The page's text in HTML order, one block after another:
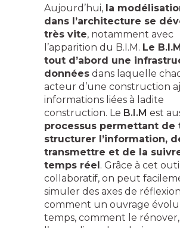
Aujourd’hui, la
dans l’architecture se
très vite, notamment avec
l’apparition du B.I.M. Le
tout d’abord une
données dans laquelle
acteur d’une construction
informations liées à ladite
construction. Le B.I.M est
processus permettant de
structurer l’information,
transmettre et de la
temps réel. Grâce à cet outil
collaboratif, on peut
simuler des axes de
comment un ouvrage
temps, comment le rénover,